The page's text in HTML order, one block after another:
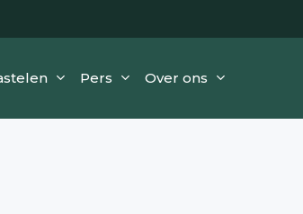
Pers Over ons